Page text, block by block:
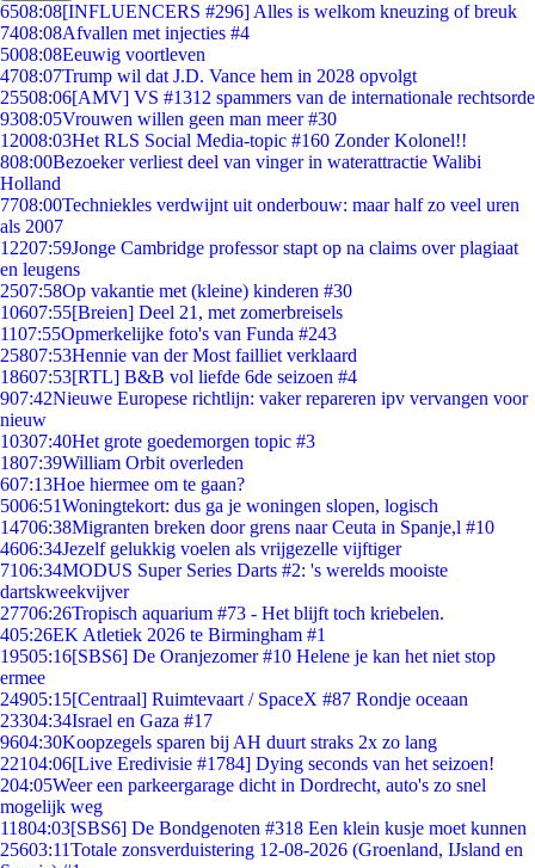
6508:08[INFLUENCERS #296] Alles is welkom kneuzing of breuk
7408:08Afvallen met injecties #4
5008:08Eeuwig voortleven
4708:07Trump wil dat J.D. Vance hem in 2028 opvolgt
25508:06[AMV] VS #1312 spammers van de internationale rechtsorde
9308:05Vrouwen willen geen man meer #30
12008:03Het RLS Social Media-topic #160 Zonder Kolonel!!
808:00Bezoeker verliest deel van vinger in waterattractie Walibi
Holland
7708:00Techniekles verdwijnt uit onderbouw: maar half zo veel uren
als 2007
12207:59Jonge Cambridge professor stapt op na claims over plagiaat
en leugens
2507:58Op vakantie met (kleine) kinderen #30
10607:55[Breien] Deel 21, met zomerbreisels
1107:55Opmerkelijke foto's van Funda #243
25807:53Hennie van der Most failliet verklaard
18607:53[RTL] B&B vol liefde 6de seizoen #4
907:42Nieuwe Europese richtlijn: vaker repareren ipv vervangen voor
nieuw
10307:40Het grote goedemorgen topic #3
1807:39William Orbit overleden
607:13Hoe hiermee om te gaan?
5006:51Woningtekort: dus ga je woningen slopen, logisch
14706:38Migranten breken door grens naar Ceuta in Spanje,l #10
4606:34Jezelf gelukkig voelen als vrijgezelle vijftiger
7106:34MODUS Super Series Darts #2: 's werelds mooiste
dartskweekvijver
27706:26Tropisch aquarium #73 - Het blijft toch kriebelen.
405:26EK Atletiek 2026 te Birmingham #1
19505:16[SBS6] De Oranjezomer #10 Helene je kan het niet stop
ermee
24905:15[Centraal] Ruimtevaart / SpaceX #87 Rondje oceaan
23304:34Israel en Gaza #17
9604:30Koopzegels sparen bij AH duurt straks 2x zo lang
22104:06[Live Eredivisie #1784] Dying seconds van het seizoen!
204:05Weer een parkeergarage dicht in Dordrecht, auto's zo snel
mogelijk weg
11804:03[SBS6] De Bondgenoten #318 Een klein kusje moet kunnen
25603:11Totale zonsverduistering 12-08-2026 (Groenland, IJsland en